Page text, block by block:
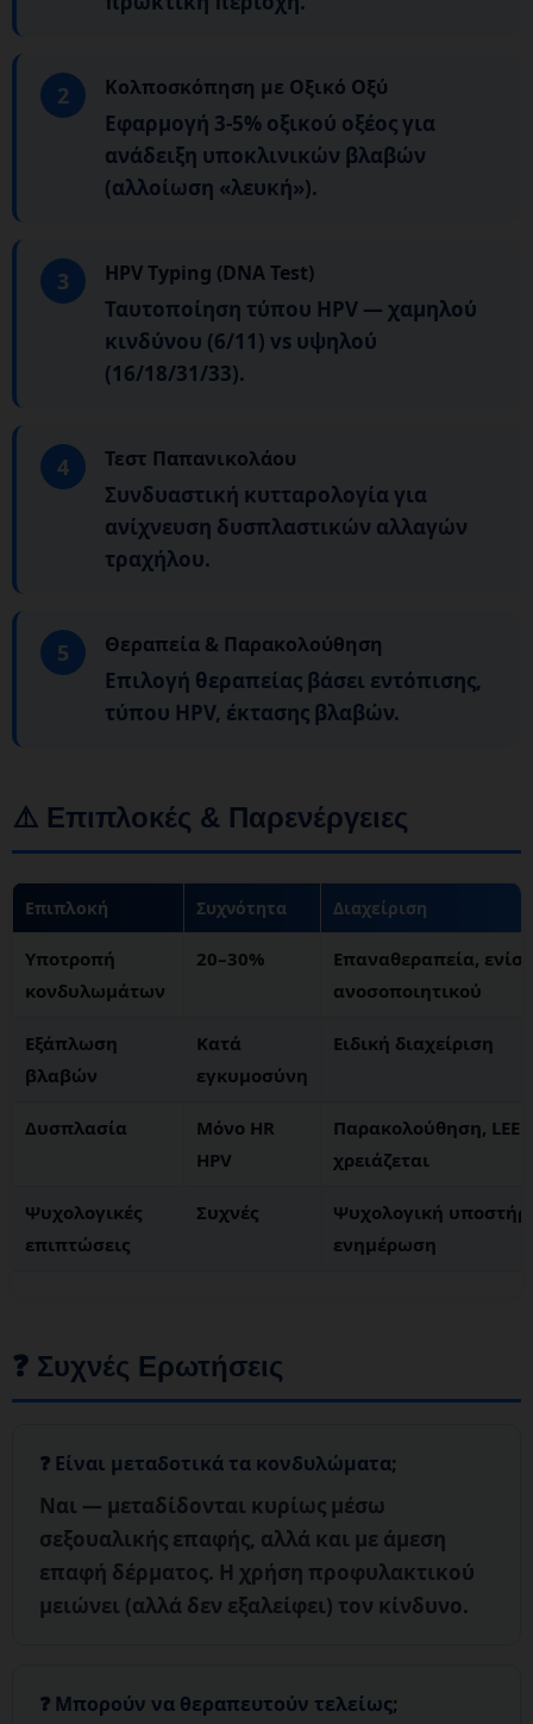
2 Κολποσκόπηση με Οξικό Οξύ
Εφαρμογή 3-5% οξικού οξέος για
ανάδειξη υποκλινικών βλαβών
(αλλοίωση «λευκή»).
3 HPV Typing (DNA Test)
Ταυτοποίηση τύπου HPV — χαμηλού
κινδύνου (6/11) vs υψηλού
(16/18/31/33).
4 Τεστ Παπανικολάου
Συνδυαστική κυτταρολογία για
ανίχνευση δυσπλαστικών αλλαγών
τραχήλου.
5 Θεραπεία & Παρακολούθηση
Επιλογή θεραπείας βάσει εντόπισης,
τύπου HPV, έκτασης βλαβών.
⚠️ Επιπλοκές & Παρενέργειες
Επιπλοκή Συχνότητα Διαχείριση
Υποτροπή
κονδυλωμάτων
20–30%
Επαναθεραπεία,
ανοσοποιητικού
Εξάπλωση
βλαβών
Κατά
εγκυμοσύνη
Ειδική διαχείριση
Δυσπλασία
Μόνο HR
HPV
Παρακολούθηση,
χρειάζεται
Ψυχολογικές
επιπτώσεις
Συχνές
Ψυχολογική
ενημέρωση
❓ Συχνές Ερωτήσεις
Είναι μεταδοτικά τα κονδυλώματα;
Ναι — μεταδίδονται κυρίως μέσω
σεξουαλικής επαφής, αλλά και με άμεση
επαφή δέρματος. Η χρήση προφυλακτικού
μειώνει (αλλά δεν εξαλείφει) τον κίνδυνο.
Μπορούν να θεραπευτούν τελείως;